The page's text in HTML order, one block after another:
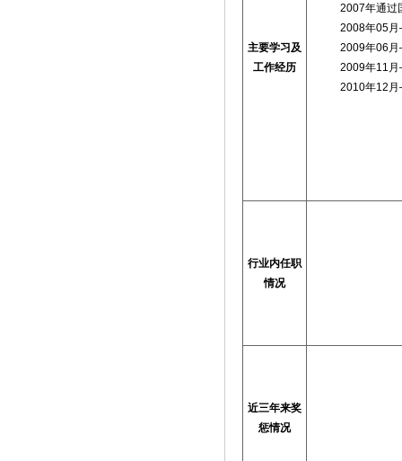
主要学习及
工作经历
2007年通过
2008年05
2009年06
2009年11
2010年12
行业内任职
情况
近三年来奖
惩情况